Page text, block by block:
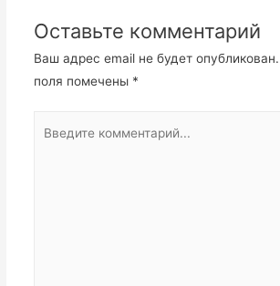
Оставьте комментарий
Ваш адрес email не будет опубликован.
поля помечены *